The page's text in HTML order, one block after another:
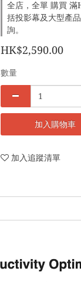
全店，全單 購買
括投影幕及大型產
詢。
HK$2,590.00
數量
加入購物車
加入追蹤清單